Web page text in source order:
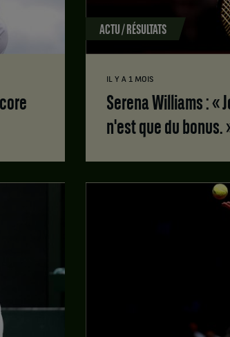
ACTU / RÉSULTATS
IL Y A 1 MOIS
Serena Williams : « Je n'ai rien à prouver, ni à perdre. Ce
n'est que du bonus.